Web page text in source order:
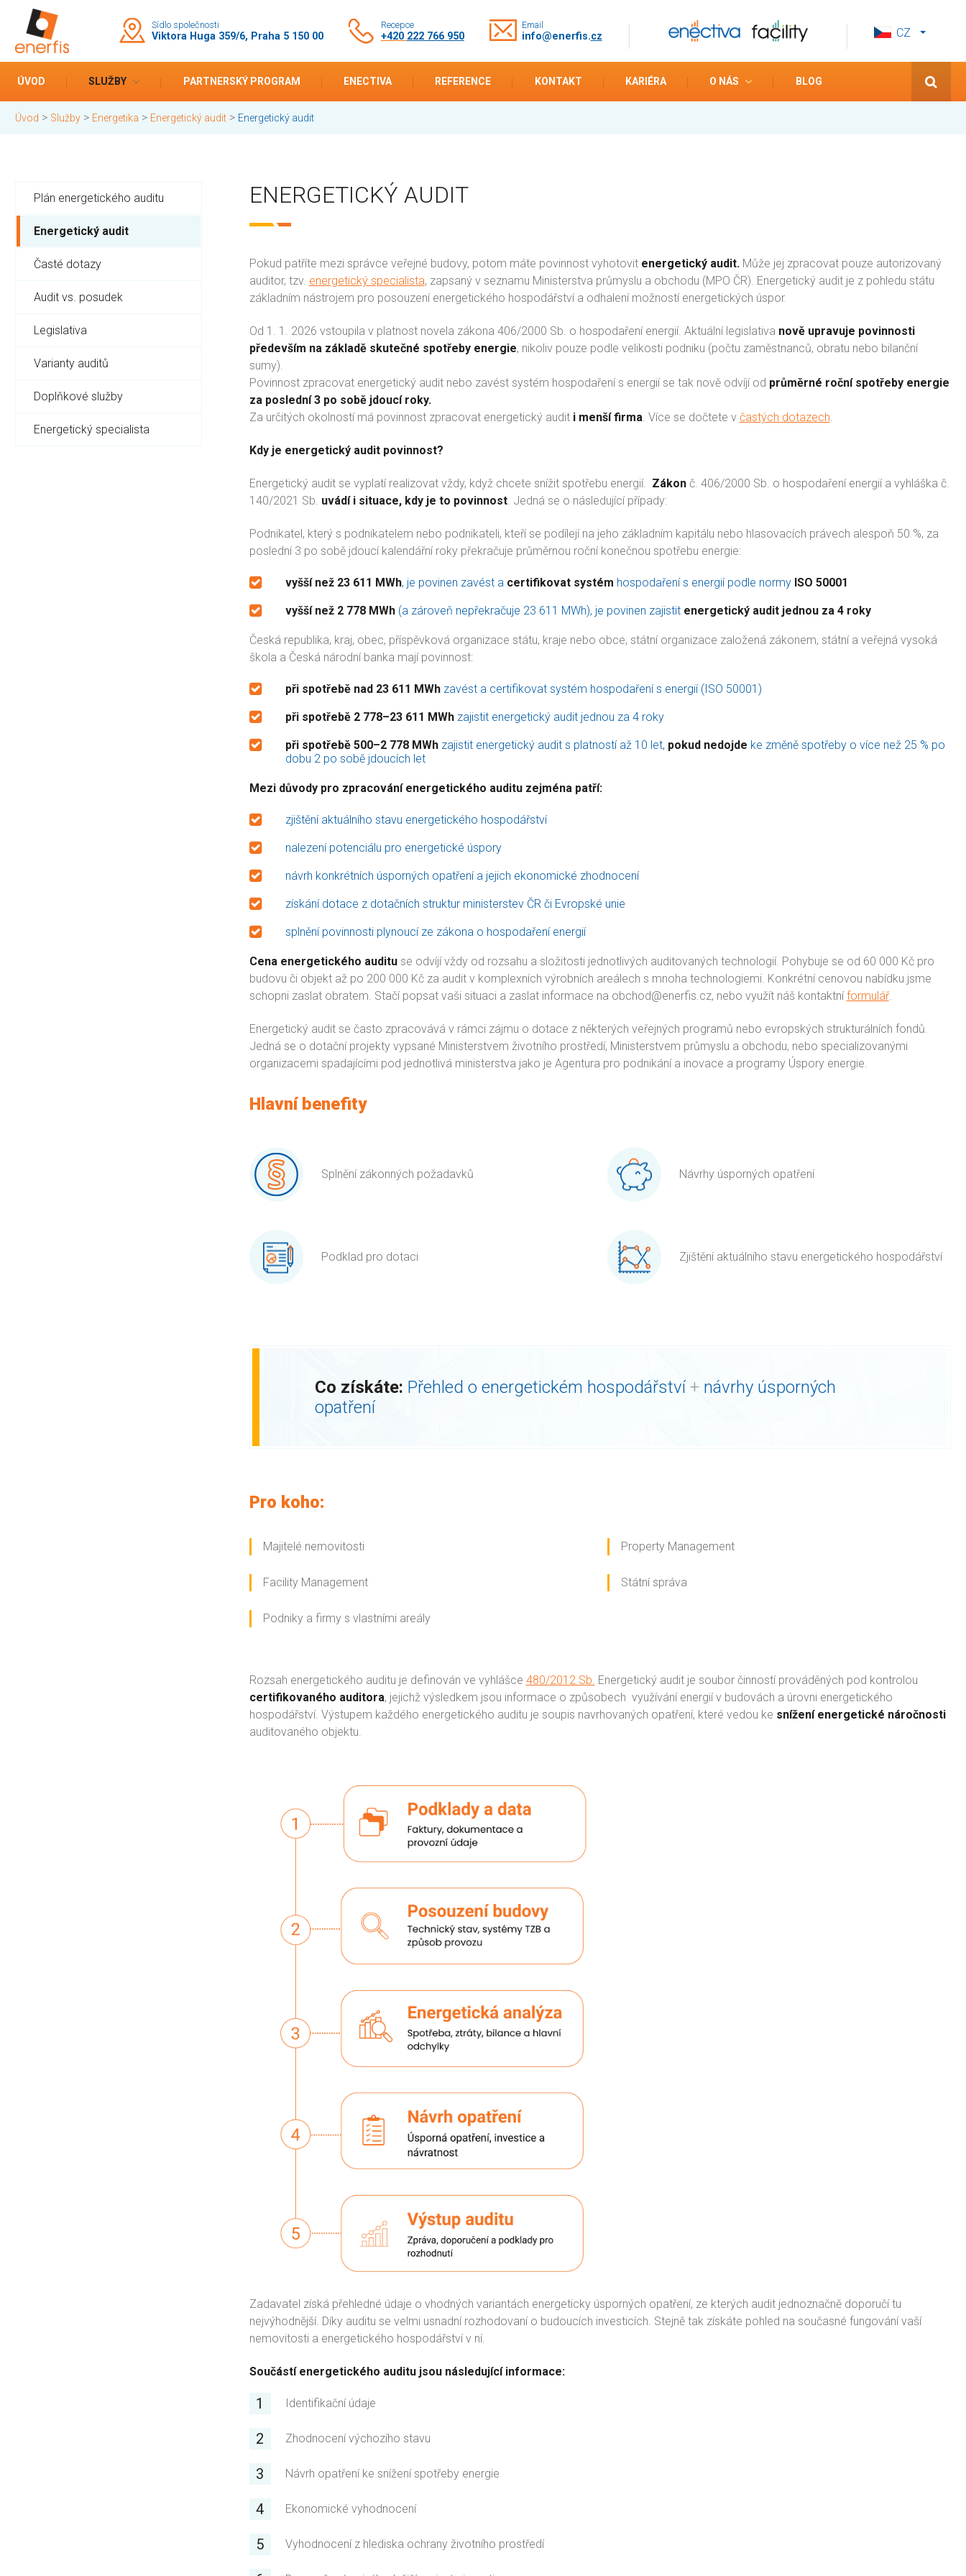
Sídlo společnosti
Viktora Huga 359/6, Praha 5 150 00
Recepce
+420 222 766 950
Email
info@enerfis.cz
CZ
ÚVOD SLUŽBY PARTNERSKÝ PROGRAM ENECTIVA REFERENCE KONTAKT KARIÉRA O NÁS BLOG
Úvod > Služby > Energetika > Energetický audit > Energetický audit
Plán energetického auditu
Energetický audit
Časté dotazy
Audit vs. posudek
Legislativa
Varianty auditů
Doplňkové služby
Energetický specialista
ENERGETICKÝ AUDIT
Pokud patříte mezi správce veřejné budovy, potom máte povinnost vyhotovit energetický audit. Může jej zpracovat pouze autorizovaný
auditor, tzv. energetický specialista, zapsaný v seznamu Ministerstva průmyslu a obchodu (MPO ČR). Energetický audit je z pohledu státu
základním nástrojem pro posouzení energetického hospodářství a odhalení možností energetických úspor.
Od 1. 1. 2026 vstoupila v platnost novela zákona 406/2000 Sb. o hospodaření energií. Aktuální legislativa nově upravuje povinnosti
především na základě skutečné spotřeby energie, nikoliv pouze podle velikosti podniku (počtu zaměstnanců, obratu nebo bilanční
sumy).
Povinnost zpracovat energetický audit nebo zavést systém hospodaření s energií se tak nově odvíjí od průměrné roční spotřeby energie
za poslední 3 po sobě jdoucí roky.
Za určitých okolností má povinnost zpracovat energetický audit i menší firma. Více se dočtete v častých dotazech.
Kdy je energetický audit povinnost?
Energetický audit se vyplatí realizovat vždy, když chcete snížit spotřebu energií. Zákon č. 406/2000 Sb. o hospodaření energií a vyhláška č.
140/2021 Sb. uvádí i situace, kdy je to povinnost. Jedná se o následující případy:
Podnikatel, který s podnikatelem nebo podnikateli, kteří se podílejí na jeho základním kapitálu nebo hlasovacích právech alespoň 50 %, za
poslední 3 po sobě jdoucí kalendářní roky překračuje průměrnou roční konečnou spotřebu energie:
vyšší než 23 611 MWh, je povinen zavést a certifikovat systém hospodaření s energií podle normy ISO 50001
vyšší než 2 778 MWh (a zároveň nepřekračuje 23 611 MWh), je povinen zajistit energetický audit jednou za 4 roky
Česká republika, kraj, obec, příspěvková organizace státu, kraje nebo obce, státní organizace založená zákonem, státní a veřejná vysoká
škola a Česká národní banka mají povinnost:
při spotřebě nad 23 611 MWhzavést a certifikovat systém hospodaření s energií (ISO 50001)
při spotřebě 2 778–23 611 MWhzajistit energetický audit jednou za 4 roky
při spotřebě 500–2 778 MWhzajistit energetický audit s platností až 10 let, pokud nedojde ke změně spotřeby o více než 25 % po
dobu 2 po sobě jdoucích let
Mezi důvody pro zpracování energetického auditu zejména patří:
zjištění aktuálního stavu energetického hospodářství
nalezení potenciálu pro energetické úspory
návrh konkrétních úsporných opatření a jejich ekonomické zhodnocení
získání dotace z dotačních struktur ministerstev ČR či Evropské unie
splnění povinnosti plynoucí ze zákona o hospodaření energií
Cena energetického audituse odvíjí vždy od rozsahu a složitosti jednotlivých auditovaných technologií. Pohybuje se od 60 000 Kč pro
budovu či objekt až po 200 000 Kč za audit v komplexních výrobních areálech s mnoha technologiemi. Konkrétní cenovou nabídku jsme
schopni zaslat obratem. Stačí popsat vaši situaci a zaslat informace na obchod@enerfis.cz, nebo využít náš kontaktníformulář.
Energetický audit se často zpracovává v rámci zájmu o dotace z některých veřejných programů nebo evropských strukturálních fondů.
Jedná se o dotační projekty vypsané Ministerstvem životního prostředí, Ministerstvem průmyslu a obchodu, nebo specializovanými
organizacemi spadajícími pod jednotlivá ministerstva jako je Agentura pro podnikání a inovace a programy Úspory energie.
Hlavní benefity
Splnění zákonných požadavků Návrhy úsporných opatření
Podklad pro dotaci Zjištění aktuálního stavu energetického hospodářství
Co získáte: Přehled o energetickém hospodářství+ návrhy úsporných
opatření
Pro koho:
Majitelé nemovitosti Property Management
Facility Management Státní správa
Podniky a firmy s vlastními areály
Rozsah energetického auditu je definován ve vyhlášce 480/2012 Sb. Energetický audit je soubor činností prováděných pod kontrolou
certifikovaného auditora, jejichž výsledkem jsou informace o způsobech využívání energií v budovách a úrovni energetického
hospodářství. Výstupem každého energetického auditu je soupis navrhovaných opatření, které vedou ke snížení energetické náročnosti
auditovaného objektu.
Zadavatel získá přehledné údaje o vhodných variantách energeticky úsporných opatření, ze kterých audit jednoznačně doporučí tu
nejvýhodnější. Díky auditu se velmi usnadní rozhodovaní o budoucích investicích. Stejně tak získáte pohled na současné fungování vaší
nemovitosti a energetického hospodářství v ní.
Součástí energetického auditu jsou následující informace:
Identifikační údaje
Zhodnocení výchozího stavu
Návrh opatření ke snížení spotřeby energie
Ekonomické vyhodnocení
Vyhodnocení z hlediska ochrany životního prostředí